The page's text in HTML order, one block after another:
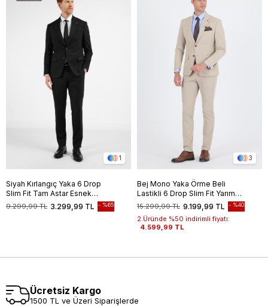
1
Siyah Kırlangıç Yaka 6 Drop
Slim Fit Tam Astar Esnek
Takım Elbise 1001255162
3.299,99 TL
9.299,99 TL %65
3
Bej Mono Yaka Örme Beli
Lastikli 6 Drop Slim Fit Yarım
Astar Esnek Takım Elbise
1001250121
9.199,99 TL
15.299,99 TL %40
2.Üründe %50 indirimli fiyatı:
4.599,99 TL
Ücretsiz Kargo
1500 TL ve Üzeri Siparişlerde